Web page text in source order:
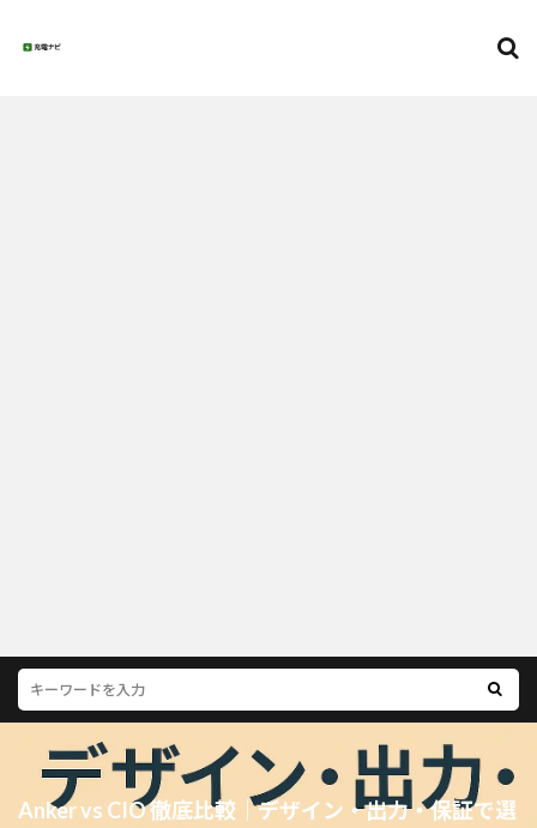
Anker vs CIO 徹底比較｜デザイン・出力・保証で選